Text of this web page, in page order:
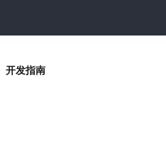
开发指南